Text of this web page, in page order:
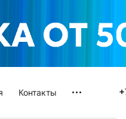
Контакты